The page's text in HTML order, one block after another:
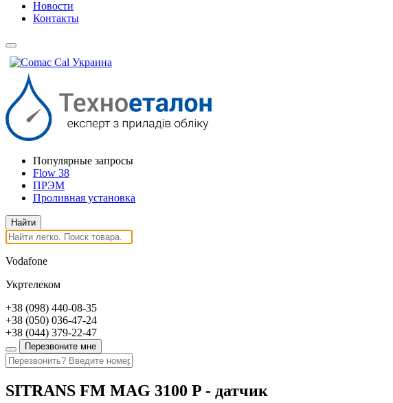
Новости
Контакты
Популярные запросы
Flow 38
ПРЭМ
Проливная установка
Vodafone
Укртелеком
+38 (098) 440-08-35
+38 (050) 036-47-24
+38 (044) 379-22-47
Перезвоните мне
SITRANS FM MAG 3100 P - датчик